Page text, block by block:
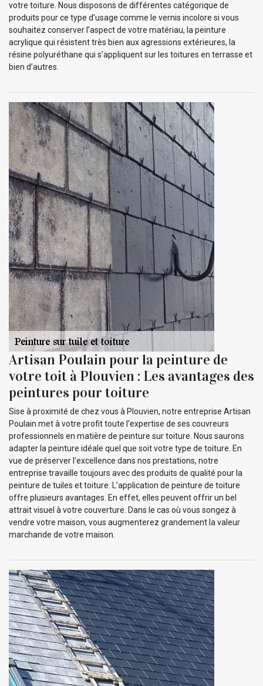
votre toiture. Nous disposons de différentes catégorique de
produits pour ce type d’usage comme le vernis incolore si vous
souhaitez conserver l’aspect de votre matériau, la peinture
acrylique qui résistent très bien aux agressions extérieures, la
résine polyuréthane qui s’appliquent sur les toitures en terrasse et
bien d’autres.
Artisan Poulain pour la peinture de
votre toit à Plouvien : Les avantages des
peintures pour toiture
Sise à proximité de chez vous à Plouvien, notre entreprise Artisan
Poulain met à votre profit toute l’expertise de ses couvreurs
professionnels en matière de peinture sur toiture. Nous saurons
adapter la peinture idéale quel que soit votre type de toiture. En
vue de préserver l’excellence dans nos prestations, notre
entreprise travaille toujours avec des produits de qualité pour la
peinture de tuiles et toiture. L’application de peinture de toiture
offre plusieurs avantages. En effet, elles peuvent offrir un bel
attrait visuel à votre couverture. Dans le cas où vous songez à
vendre votre maison, vous augmenterez grandement la valeur
marchande de votre maison.